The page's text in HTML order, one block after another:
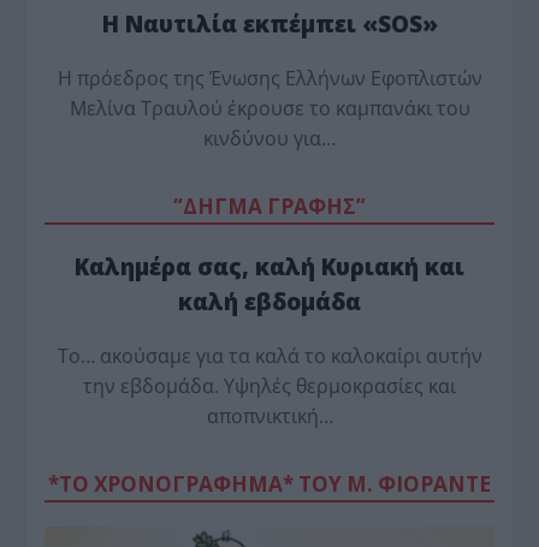
Η Ναυτιλία εκπέμπει «SOS»
Η πρόεδρος της Ένωσης Ελλήνων Εφοπλιστών
Μελίνα Τραυλού έ­κρουσε το καμπανάκι του
κινδύνου για…
“ΔΗΓΜΑ ΓΡΑΦΗΣ”
Καλημέρα σας, καλή Κυριακή και
καλή εβδομάδα
Το… ακούσαμε για τα καλά το καλοκαίρι αυτήν
την εβδομάδα. Υψηλές θερμοκρασίες και
αποπνικτική…
*ΤΟ ΧΡΟΝΟΓΡΑΦΗΜΑ* ΤΟΥ Μ. ΦΙΟΡΆΝΤΕ